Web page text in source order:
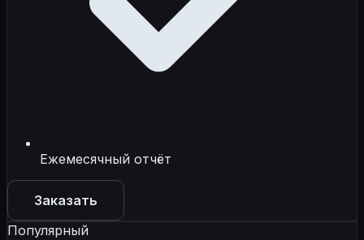
Ежемесячный отчёт
Заказать
Популярный